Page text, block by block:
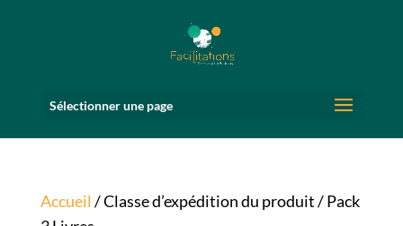
Sélectionner une page
Accueil / Classe d’expédition du produit / Pack